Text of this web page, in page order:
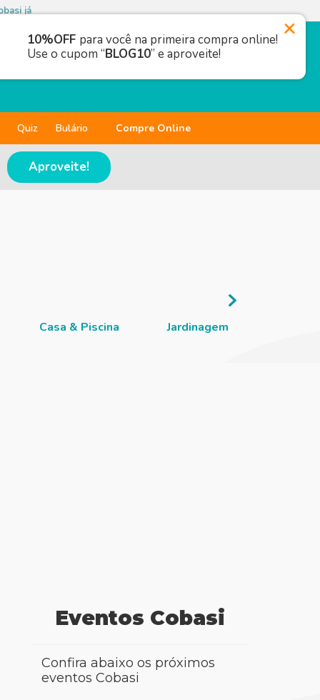
já
Quiz Bulário Compre Online
Aproveite!
Casa & Piscina Jardinagem
Eventos Cobasi
Confira abaixo os próximos
eventos Cobasi
10%OFF para você na primeira compra online!
Use o cupom “BLOG10” e aproveite!